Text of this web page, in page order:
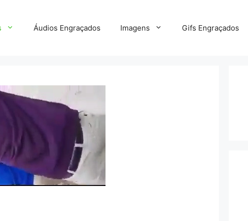
Áudios Engraçados Imagens Gifs Engraçados